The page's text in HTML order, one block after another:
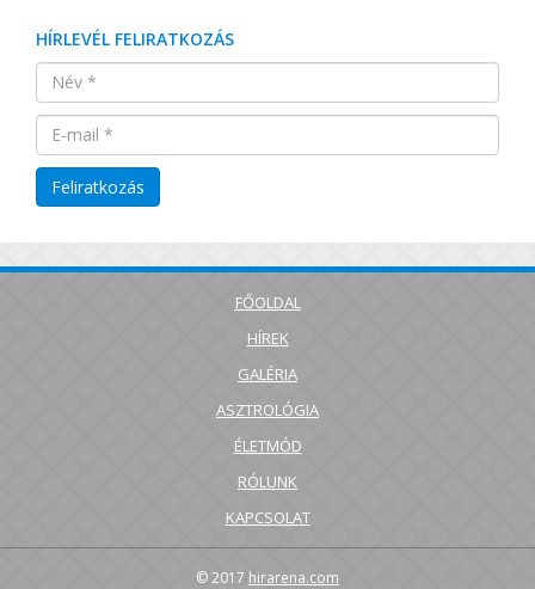
HÍRLEVÉL FELIRATKOZÁS
FŐOLDAL
HÍREK
GALÉRIA
ASZTROLÓGIA
ÉLETMÓD
RÓLUNK
KAPCSOLAT
© 2017 hirarena.com